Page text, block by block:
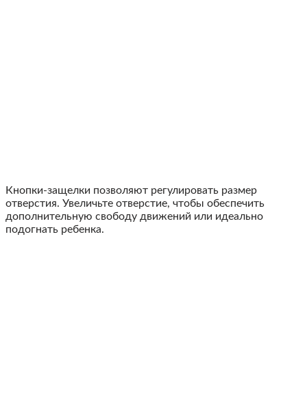
Кнопки-защелки позволяют регулировать размер
отверстия. Увеличьте отверстие, чтобы обеспечить
дополнительную свободу движений или идеально
подогнать ребенка.